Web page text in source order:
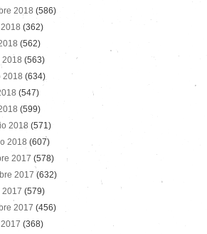
2018 (586)
(362)
(562)
2018 (563)
2018 (634)
(547)
(599)
2018 (571)
2018 (607)
2017 (578)
2017 (632)
2017 (579)
2017 (456)
(368)